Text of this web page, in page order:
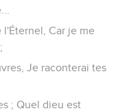
l'Éternel, Car je me
Je raconterai tes
; Quel dieu est